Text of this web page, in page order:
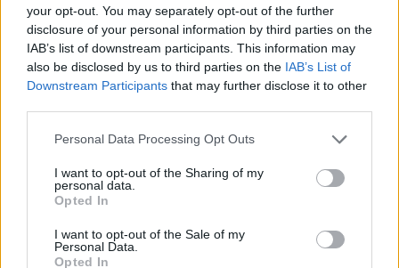
your opt-out. You may separately opt-out of the further
disclosure of your personal information by third parties on the
IAB’s list of downstream participants. This information may
also be disclosed by us to third parties on the IAB’s List of
Downstream Participants that may further disclose it to other
Personal Data Processing Opt Outs
I want to opt-out of the Sharing of my
personal data.
Opted In
I want to opt-out of the Sale of my
Personal Data.
Opted In
Kompozycja ramowa
To rodzaj kompozycji, który często mylnie brany